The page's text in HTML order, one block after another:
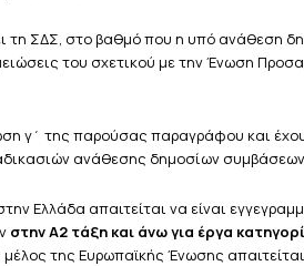
τη ΣΔΣ, στο βαθμό που η υπό ανάθεση
του σχετικού με την Ένωση
γ΄ της παρούσας παραγράφου και
ανάθεσης δημοσίων
Ελλάδα απαιτείται να είναι
στην Α2 τάξη και άνω για έργα
της Ευρωπαϊκής Ένωσης